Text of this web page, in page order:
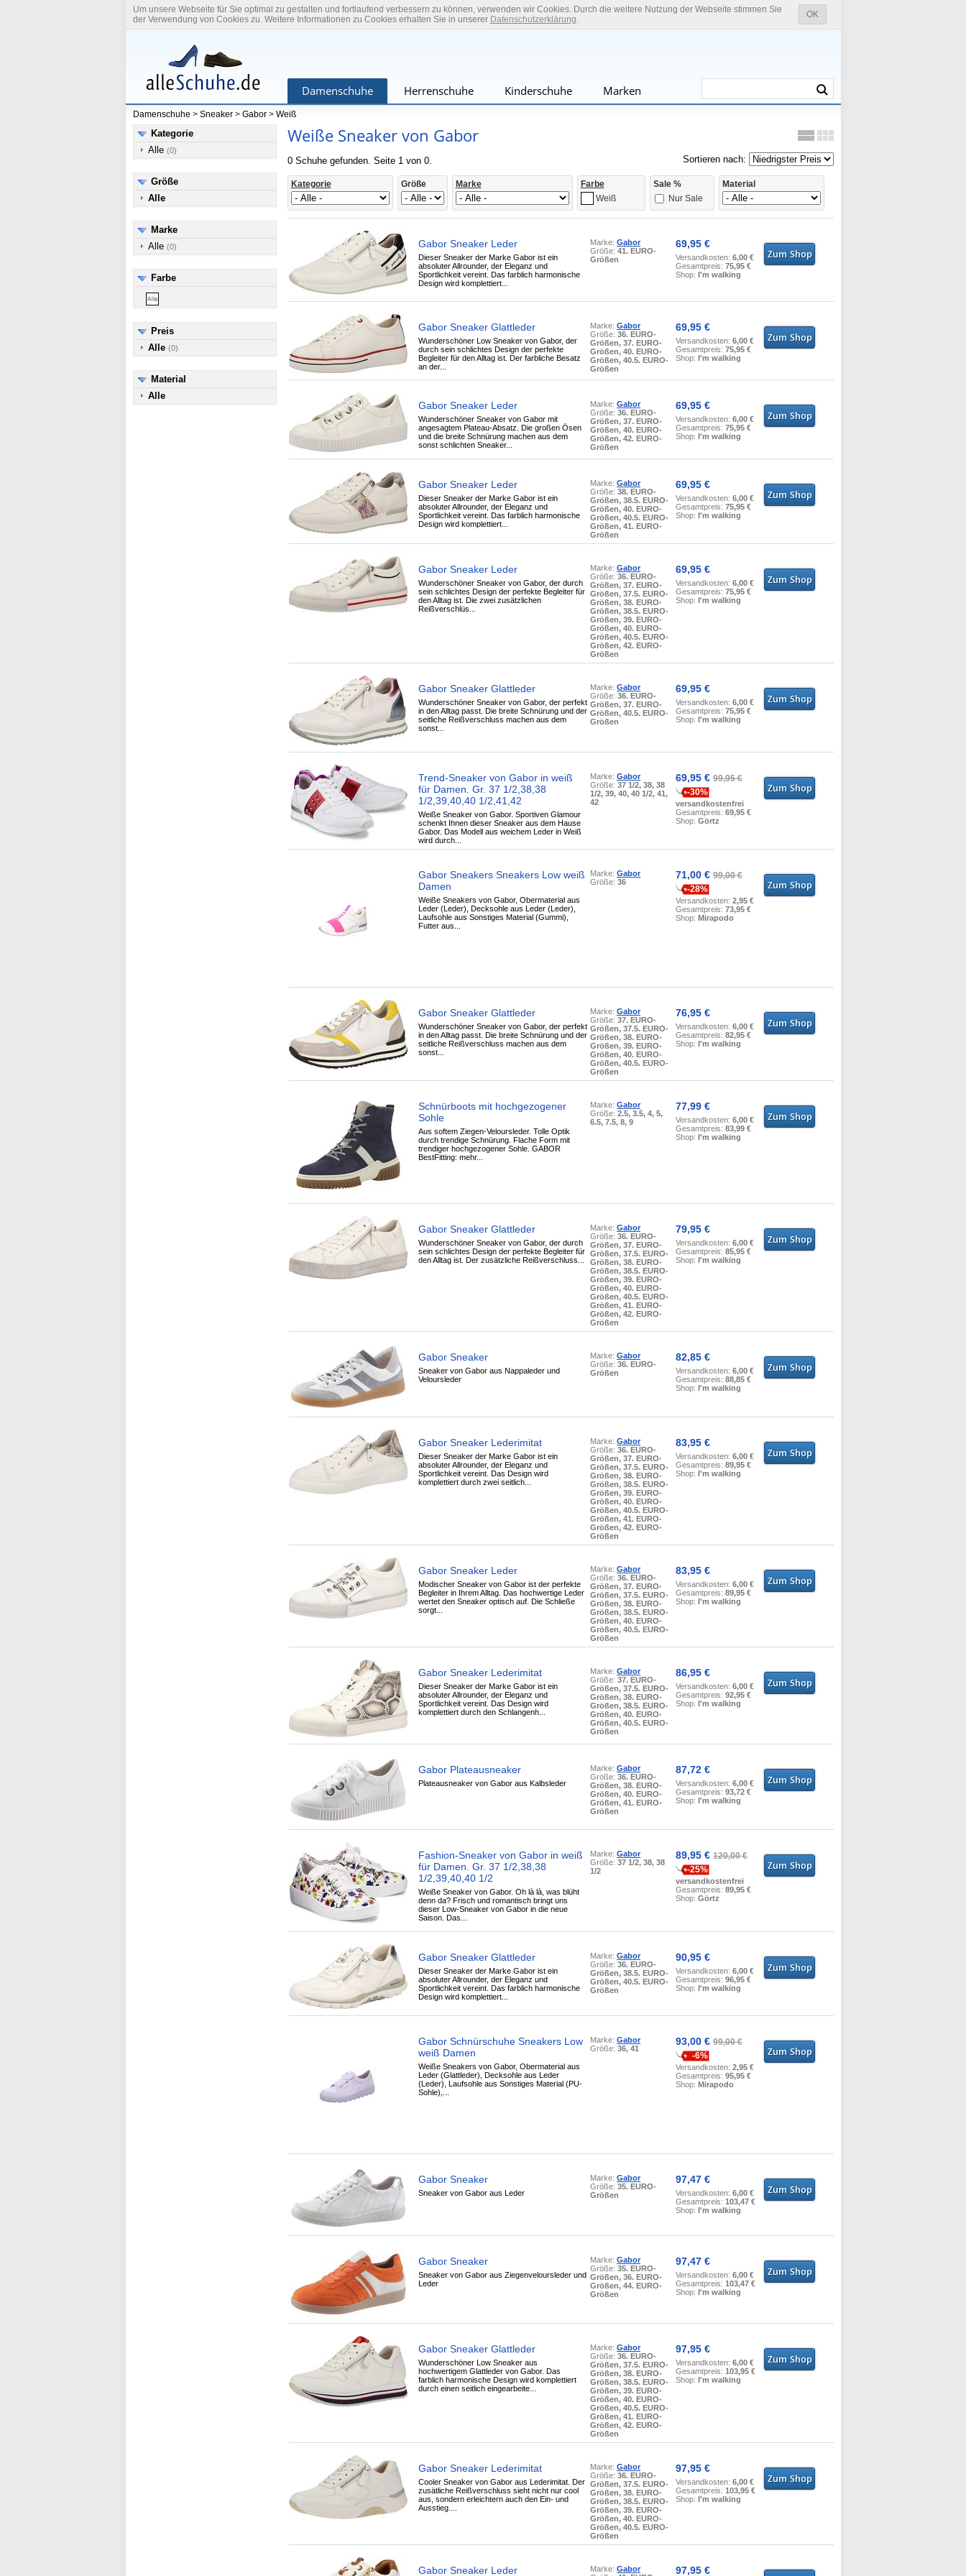
OK
Um unsere Webseite für Sie optimal zu gestalten und fortlaufend verbessern zu können, verwenden wir Cookies. Durch die weitere Nutzung der Webseite stimmen Sie
der Verwendung von Cookies zu. Weitere Informationen zu Cookies erhalten Sie in unserer Datenschutzerklärung.
Damenschuhe Herrenschuhe Kinderschuhe Marken
Damenschuhe> Sneaker> Gabor> Weiß
Kategorie
Alle (0)
Größe
Alle
Marke
Alle (0)
Farbe
Preis
Alle (0)
Material
Alle
Weiße Sneaker von Gabor
Sortieren nach:
0 Schuhe gefunden. Seite 1 von 0.
Kategorie Größe Marke
Farbe
Weiß
Sale %
Nur Sale
Material
Gabor Sneaker Leder
Dieser Sneaker der Marke Gabor ist ein
absoluter Allrounder, der Eleganz und
Sportlichkeit vereint. Das farblich harmonische
Design wird komplettiert...
Marke:Gabor
Größe:41. EURO-
Größen
69,95 €
Versandkosten:6,00 €
Gesamtpreis:75,95 €
Shop:I'm walking
Gabor Sneaker Glattleder
Wunderschöner Low Sneaker von Gabor, der
durch sein schlichtes Design der perfekte
Begleiter für den Alltag ist. Der farbliche Besatz
an der...
Marke:Gabor
Größe:36. EURO-
Größen, 37. EURO-
Größen, 40. EURO-
Größen, 40.5. EURO-
Größen
69,95 €
Versandkosten:6,00 €
Gesamtpreis:75,95 €
Shop:I'm walking
Gabor Sneaker Leder
Wunderschöner Sneaker von Gabor mit
angesagtem Plateau-Absatz. Die großen Ösen
und die breite Schnürung machen aus dem
sonst schlichten Sneaker...
Marke:Gabor
Größe:36. EURO-
Größen, 37. EURO-
Größen, 40. EURO-
Größen, 42. EURO-
Größen
69,95 €
Versandkosten:6,00 €
Gesamtpreis:75,95 €
Shop:I'm walking
Gabor Sneaker Leder
Dieser Sneaker der Marke Gabor ist ein
absoluter Allrounder, der Eleganz und
Sportlichkeit vereint. Das farblich harmonische
Design wird komplettiert...
Marke:Gabor
Größe:38. EURO-
Größen, 38.5. EURO-
Größen, 40. EURO-
Größen, 40.5. EURO-
Größen, 41. EURO-
Größen
69,95 €
Versandkosten:6,00 €
Gesamtpreis:75,95 €
Shop:I'm walking
Gabor Sneaker Leder
Wunderschöner Sneaker von Gabor, der durch
sein schlichtes Design der perfekte Begleiter für
den Alltag ist. Die zwei zusätzlichen
Reißverschlüs...
Marke:Gabor
Größe:36. EURO-
Größen, 37. EURO-
Größen, 37.5. EURO-
Größen, 38. EURO-
Größen, 38.5. EURO-
Größen, 39. EURO-
Größen, 40. EURO-
Größen, 40.5. EURO-
Größen, 42. EURO-
Größen
69,95 €
Versandkosten:6,00 €
Gesamtpreis:75,95 €
Shop:I'm walking
Gabor Sneaker Glattleder
Wunderschöner Sneaker von Gabor, der perfekt
in den Alltag passt. Die breite Schnürung und der
seitliche Reißverschluss machen aus dem
sonst...
Marke:Gabor
Größe:36. EURO-
Größen, 37. EURO-
Größen, 40.5. EURO-
Größen
69,95 €
Versandkosten:6,00 €
Gesamtpreis:75,95 €
Shop:I'm walking
Trend-Sneaker von Gabor in weiß
für Damen. Gr. 37 1/2,38,38
1/2,39,40,40 1/2,41,42
Weiße Sneaker von Gabor. Sportiven Glamour
schenkt Ihnen dieser Sneaker aus dem Hause
Gabor. Das Modell aus weichem Leder in Weiß
wird durch...
Marke:Gabor
Größe:37 1/2, 38, 38
1/2, 39, 40, 40 1/2, 41,
42
69,95 €99,95 €
-30%
versandkostenfrei
Gesamtpreis:69,95 €
Shop:Görtz
Gabor Sneakers Sneakers Low weiß
Damen
Weiße Sneakers von Gabor, Obermaterial aus
Leder (Leder), Decksohle aus Leder (Leder),
Laufsohle aus Sonstiges Material (Gummi),
Futter aus...
Marke:Gabor
Größe:36
71,00 €99,00 €
-28%
Versandkosten:2,95 €
Gesamtpreis:73,95 €
Shop:Mirapodo
Gabor Sneaker Glattleder
Wunderschöner Sneaker von Gabor, der perfekt
in den Alltag passt. Die breite Schnürung und der
seitliche Reißverschluss machen aus dem
sonst...
Marke:Gabor
Größe:37. EURO-
Größen, 37.5. EURO-
Größen, 38. EURO-
Größen, 39. EURO-
Größen, 40. EURO-
Größen, 40.5. EURO-
Größen
76,95 €
Versandkosten:6,00 €
Gesamtpreis:82,95 €
Shop:I'm walking
Schnürboots mit hochgezogener
Sohle
Aus softem Ziegen-Veloursleder. Tolle Optik
durch trendige Schnürung. Flache Form mit
trendiger hochgezogener Sohle. GABOR
BestFitting: mehr...
Marke:Gabor
Größe:2.5, 3.5, 4, 5,
6.5, 7.5, 8, 9
77,99 €
Versandkosten:6,00 €
Gesamtpreis:83,99 €
Shop:I'm walking
Gabor Sneaker Glattleder
Wunderschöner Sneaker von Gabor, der durch
sein schlichtes Design der perfekte Begleiter für
den Alltag ist. Der zusätzliche Reißverschluss...
Marke:Gabor
Größe:36. EURO-
Größen, 37. EURO-
Größen, 37.5. EURO-
Größen, 38. EURO-
Größen, 38.5. EURO-
Größen, 39. EURO-
Größen, 40. EURO-
Größen, 40.5. EURO-
Größen, 41. EURO-
Größen, 42. EURO-
Größen
79,95 €
Versandkosten:6,00 €
Gesamtpreis:85,95 €
Shop:I'm walking
Gabor Sneaker
Sneaker von Gabor aus Nappaleder und
Veloursleder
Marke:Gabor
Größe:36. EURO-
Größen
82,85 €
Versandkosten:6,00 €
Gesamtpreis:88,85 €
Shop:I'm walking
Gabor Sneaker Lederimitat
Dieser Sneaker der Marke Gabor ist ein
absoluter Allrounder, der Eleganz und
Sportlichkeit vereint. Das Design wird
komplettiert durch zwei seitlich...
Marke:Gabor
Größe:36. EURO-
Größen, 37. EURO-
Größen, 37.5. EURO-
Größen, 38. EURO-
Größen, 38.5. EURO-
Größen, 39. EURO-
Größen, 40. EURO-
Größen, 40.5. EURO-
Größen, 41. EURO-
Größen, 42. EURO-
Größen
83,95 €
Versandkosten:6,00 €
Gesamtpreis:89,95 €
Shop:I'm walking
Gabor Sneaker Leder
Modischer Sneaker von Gabor ist der perfekte
Begleiter in Ihrem Alltag. Das hochwertige Leder
wertet den Sneaker optisch auf. Die Schließe
sorgt...
Marke:Gabor
Größe:36. EURO-
Größen, 37. EURO-
Größen, 37.5. EURO-
Größen, 38. EURO-
Größen, 38.5. EURO-
Größen, 40. EURO-
Größen, 40.5. EURO-
Größen
83,95 €
Versandkosten:6,00 €
Gesamtpreis:89,95 €
Shop:I'm walking
Gabor Sneaker Lederimitat
Dieser Sneaker der Marke Gabor ist ein
absoluter Allrounder, der Eleganz und
Sportlichkeit vereint. Das Design wird
komplettiert durch den Schlangenh...
Marke:Gabor
Größe:37. EURO-
Größen, 37.5. EURO-
Größen, 38. EURO-
Größen, 38.5. EURO-
Größen, 40. EURO-
Größen, 40.5. EURO-
Größen
86,95 €
Versandkosten:6,00 €
Gesamtpreis:92,95 €
Shop:I'm walking
Gabor Plateausneaker
Plateausneaker von Gabor aus Kalbsleder
Marke:Gabor
Größe:36. EURO-
Größen, 38. EURO-
Größen, 40. EURO-
Größen, 41. EURO-
Größen
87,72 €
Versandkosten:6,00 €
Gesamtpreis:93,72 €
Shop:I'm walking
Fashion-Sneaker von Gabor in weiß
für Damen. Gr. 37 1/2,38,38
1/2,39,40,40 1/2
Weiße Sneaker von Gabor. Oh là là, was blüht
denn da? Frisch und romantisch bringt uns
dieser Low-Sneaker von Gabor in die neue
Saison. Das...
Marke:Gabor
Größe:37 1/2, 38, 38
1/2
89,95 €120,00 €
-25%
versandkostenfrei
Gesamtpreis:89,95 €
Shop:Görtz
Gabor Sneaker Glattleder
Dieser Sneaker der Marke Gabor ist ein
absoluter Allrounder, der Eleganz und
Sportlichkeit vereint. Das farblich harmonische
Design wird komplettiert...
Marke:Gabor
Größe:36. EURO-
Größen, 38.5. EURO-
Größen, 40.5. EURO-
Größen
90,95 €
Versandkosten:6,00 €
Gesamtpreis:96,95 €
Shop:I'm walking
Gabor Schnürschuhe Sneakers Low
weiß Damen
Weiße Sneakers von Gabor, Obermaterial aus
Leder (Glattleder), Decksohle aus Leder
(Leder), Laufsohle aus Sonstiges Material (PU-
Sohle),...
Marke:Gabor
Größe:36, 41
93,00 €99,00 €
-6%
Versandkosten:2,95 €
Gesamtpreis:95,95 €
Shop:Mirapodo
Gabor Sneaker
Sneaker von Gabor aus Leder
Marke:Gabor
Größe:35. EURO-
Größen
97,47 €
Versandkosten:6,00 €
Gesamtpreis:103,47 €
Shop:I'm walking
Gabor Sneaker
Sneaker von Gabor aus Ziegenveloursleder und
Leder
Marke:Gabor
Größe:35. EURO-
Größen, 36. EURO-
Größen, 44. EURO-
Größen
97,47 €
Versandkosten:6,00 €
Gesamtpreis:103,47 €
Shop:I'm walking
Gabor Sneaker Glattleder
Wunderschöner Low Sneaker aus
hochwertigem Glattleder von Gabor. Das
farblich harmonische Design wird komplettiert
durch einen seitlich eingearbeite...
Marke:Gabor
Größe:36. EURO-
Größen, 37.5. EURO-
Größen, 38. EURO-
Größen, 38.5. EURO-
Größen, 39. EURO-
Größen, 40. EURO-
Größen, 40.5. EURO-
Größen, 41. EURO-
Größen, 42. EURO-
Größen
97,95 €
Versandkosten:6,00 €
Gesamtpreis:103,95 €
Shop:I'm walking
Gabor Sneaker Lederimitat
Cooler Sneaker von Gabor aus Lederimitat. Der
zusätliche Reißverschluss sieht nicht nur cool
aus, sondern erleichtern auch den Ein- und
Ausstieg....
Marke:Gabor
Größe:36. EURO-
Größen, 37.5. EURO-
Größen, 38. EURO-
Größen, 38.5. EURO-
Größen, 39. EURO-
Größen, 40. EURO-
Größen, 40.5. EURO-
Größen
97,95 €
Versandkosten:6,00 €
Gesamtpreis:103,95 €
Shop:I'm walking
Gabor Sneaker Leder Marke:Gabor
97,95 €